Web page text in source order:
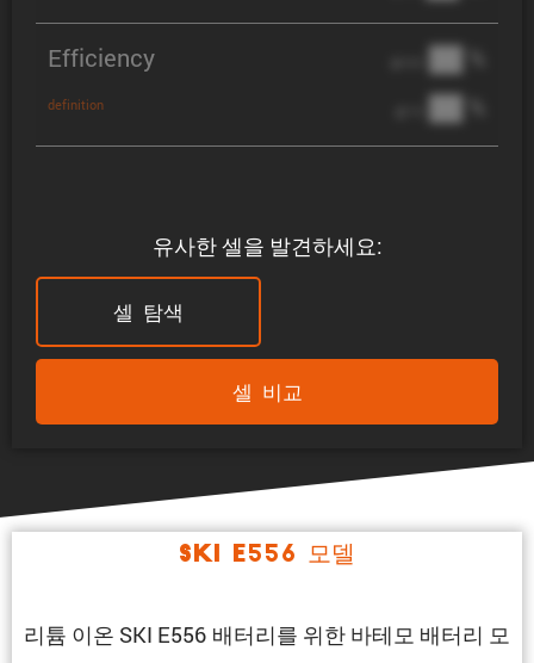
유사한 셀을 발견하세요:
셀 탐색
셀 비교
Efficiency
definition
██ %
██ %
SKI E556 모델
리튬 이온 SKI E556 배터리를 위한 바테모 배터리 모